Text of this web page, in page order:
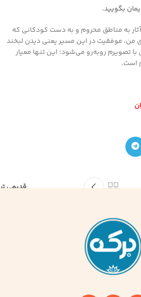
بگویید.
به مناطق محروم و به دست کودکانی که
من، موفقیت در این مسیر یعنی دیدن لبخند
تصویرم روبه‌رو می‌شود؛ این تنها معیار
است.
قدیمی تر